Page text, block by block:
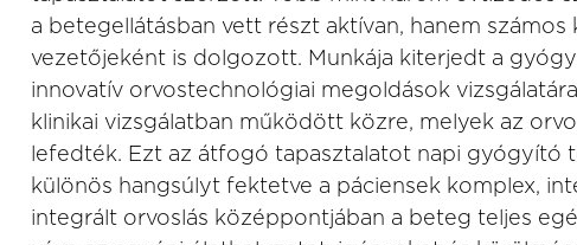
a betegellátásban vett részt aktívan, hanem
vezetőjeként is dolgozott. Munkája kiterjedt a
innovatív orvostechnológiai megoldások
klinikai vizsgálatban működött közre, melyek az
lefedték. Ezt az átfogó tapasztalatot napi gyógyító
különös hangsúlyt fektetve a páciensek komplex,
integrált orvoslás középpontjában a beteg teljes